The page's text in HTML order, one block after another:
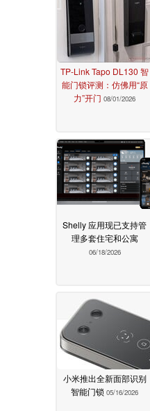
TP-Link Tapo DL130 智
能门锁评测：仿佛用“原
力”开门 08/01/2026
Shelly 应用现已支持管
理多套住宅和公寓
06/18/2026
小米推出全新面部识别
智能门锁 05/16/2026